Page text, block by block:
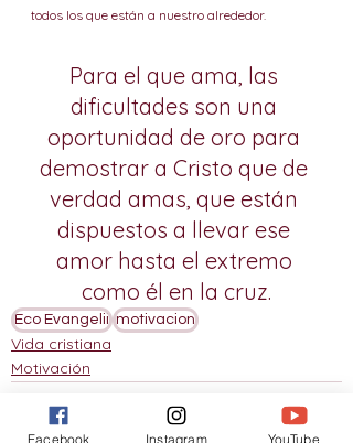
todos los que están a nuestro alrededor.
Para el que ama, las
dificultades son una
oportunidad de oro para
demostrar a Cristo que de
verdad amas, que están
dispuestos a llevar ese
amor hasta el extremo
como él en la cruz.
Eco Evangelii motivacion
Vida cristiana
Motivación
Facebook Instagram YouTube